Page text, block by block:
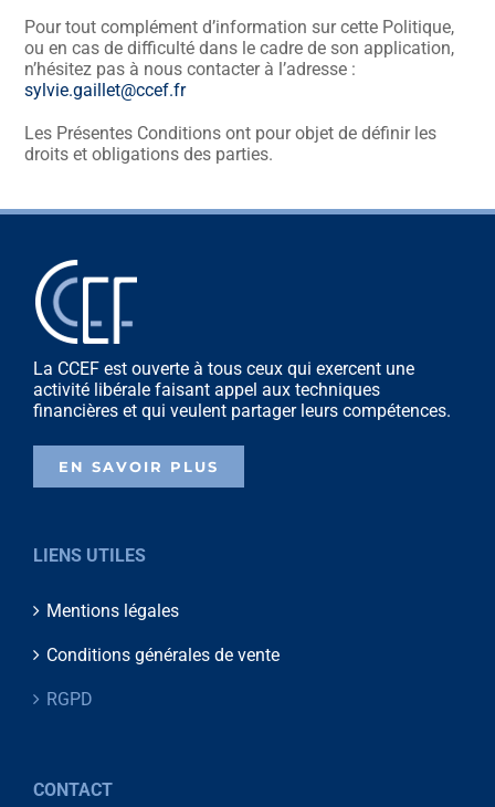
Pour tout complément d’information sur cette Politique,
ou en cas de difficulté dans le cadre de son application,
n’hésitez pas à nous contacter à l’adresse :
sylvie.gaillet@ccef.fr
Les Présentes Conditions ont pour objet de définir les
droits et obligations des parties.
La CCEF est ouverte à tous ceux qui exercent une
activité libérale faisant appel aux techniques
financières et qui veulent partager leurs compétences.
EN SAVOIR PLUS
LIENS UTILES
Mentions légales
Conditions générales de vente
RGPD
CONTACT